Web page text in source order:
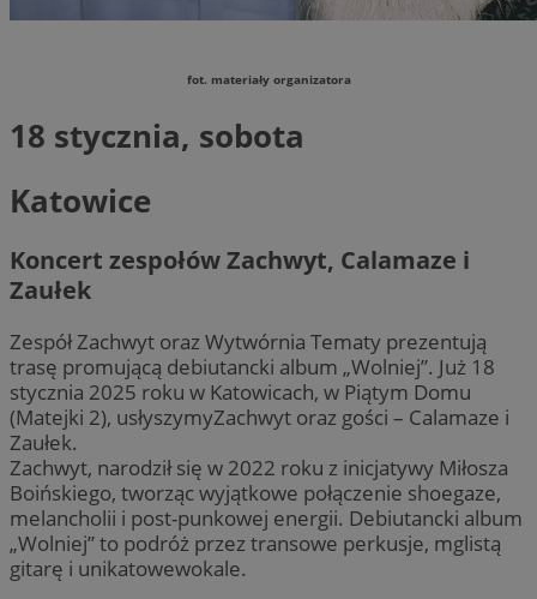
fot. materiały organizatora
18 stycznia, sobota
Katowice
Koncert zespołów Zachwyt, Calamaze i
Zaułek
Zespół Zachwyt oraz Wytwórnia Tematy prezentują
trasę promującą debiutancki album „Wolniej”. Już 18
stycznia 2025 roku w Katowicach, w Piątym Domu
(Matejki 2), usłyszymyZachwyt oraz gości – Calamaze i
Zaułek.
Zachwyt, narodził się w 2022 roku z inicjatywy Miłosza
Boińskiego, tworząc wyjątkowe połączenie shoegaze,
melancholii i post-punkowej energii. Debiutancki album
„Wolniej” to podróż przez transowe perkusje, mglistą
gitarę i unikatowewokale.